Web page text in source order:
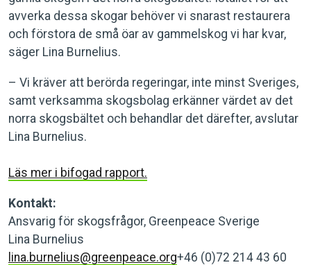
avverka dessa skogar behöver vi snarast restaurera
och förstora de små öar av gammelskog vi har kvar,
säger Lina Burnelius.
– Vi kräver att berörda regeringar, inte minst Sveriges,
samt verksamma skogsbolag erkänner värdet av det
norra skogsbältet och behandlar det därefter, avslutar
Lina Burnelius.
Läs mer i bifogad rapport.
Kontakt:
Ansvarig för skogsfrågor, Greenpeace Sverige
Lina Burnelius
lina.burnelius@greenpeace.org+46 (0)72 214 43 60